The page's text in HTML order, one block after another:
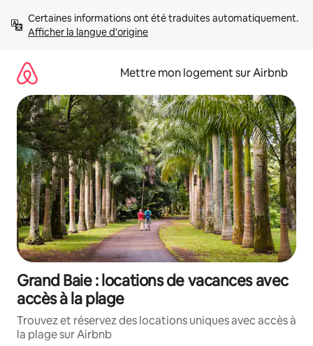
directement
Afficher la langue d'origine
Mettre mon logement sur Airbnb
Grand Baie : locations de vacances avec
accès à la plage
Trouvez et réservez des locations uniques avec accès à
la plage sur Airbnb